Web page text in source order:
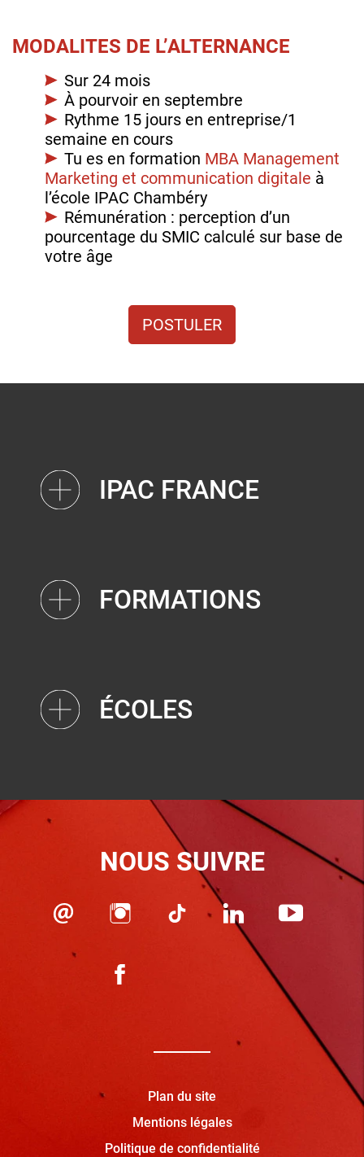
MODALITES DE L’ALTERNANCE
Sur 24 mois
À pourvoir en septembre
Rythme 15 jours en entreprise/1
semaine en cours
Tu es en formation MBA Management
Marketing et communication digitale à
l’école IPAC Chambéry
Rémunération : perception d’un
pourcentage du SMIC calculé sur base de
votre âge
POSTULER
IPAC FRANCE
FORMATIONS
ÉCOLES
NOUS SUIVRE
Plan du site
Mentions légales
Politique de confidentialité